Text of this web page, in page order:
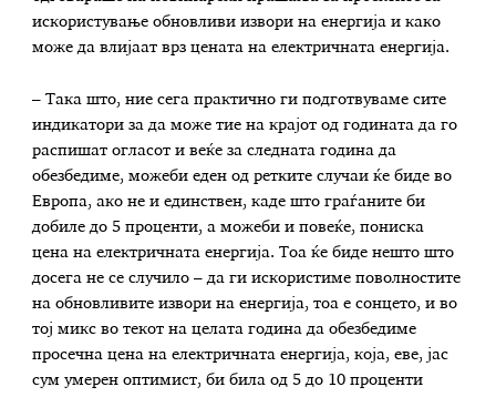
искористување обновливи извори на енергија и како
може да влијаат врз цената на електричната енергија.
– Така што, ние сега практично ги подготвуваме сите
индикатори за да може тие на крајот од годината да го
распишат огласот и веќе за следната година да
обезбедиме, можеби еден од ретките случаи ќе биде во
Европа, ако не и единствен, каде што граѓаните би
добиле до 5 проценти, а можеби и повеќе, пониска
цена на електричната енергија. Тоа ќе биде нешто што
досега не се случило – да ги искористиме поволностите
на обновливите извори на енергија, тоа е сонцето, и во
тој микс во текот на целата година да обезбедиме
просечна цена на електричната енергија, која, еве, јас
сум умерен оптимист, би била од 5 до 10 проценти